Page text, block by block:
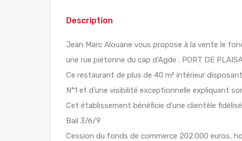
Description
Jean Marc Alouane vous propose à la vente le
une rue piétonne du cap d’Agde . PORT DE
Ce restaurant de plus de 40 m² intérieur
N°1 et d’une visibilité exceptionnelle expliquant
Cet établissement bénéficie d’une clientèle
Bail 3/6/9
Cession du fonds de commerce 202.000 euros,